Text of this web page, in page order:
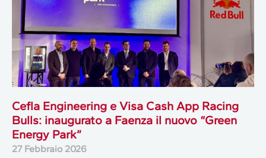
Cefla Engineering e Visa Cash App Racing
Bulls: inaugurato a Faenza il nuovo “Green
Energy Park”
27 Febbraio 2026